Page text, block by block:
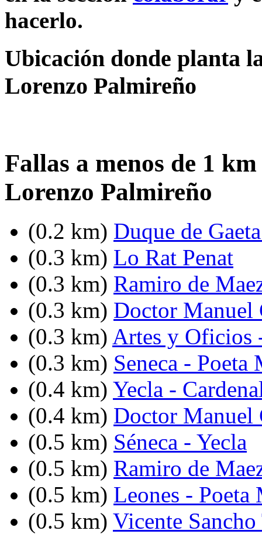
hacerlo.
Ubicación donde planta
Lorenzo Palmireño
Fallas a menos de 1
Lorenzo Palmireño
(0.2 km) Duque de
(0.3 km) Lo Rat Penat
(0.3 km) Ramiro de
(0.3 km) Doctor Manuel
(0.3 km) Artes y Oficios
(0.3 km) Seneca - Poeta
(0.4 km) Yecla -
(0.4 km) Doctor Manuel
(0.5 km) Séneca - Yecla
(0.5 km) Ramiro de
(0.5 km) Leones - Poeta
(0.5 km) Vicente